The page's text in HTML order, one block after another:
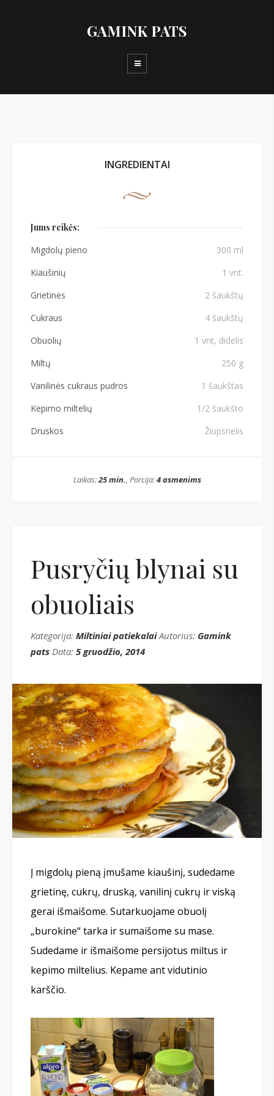
GAMINK PATS
INGREDIENTAI
Jums reikės:
Migdolų pieno
300 ml
Kiaušinių
1 vnt.
Grietinės
2 šaukštų
Cukraus
4 šaukštų
Obuolių
1 vnt, didelis
Miltų
250 g
Vanilinės cukraus pudros
1 šaukštas
Kepimo miltelių
1/2 šaukšto
Druskos
Žiupsnelis
Laikas:25 min., Porcija:4 asmenims
Pusryčių blynai su
obuoliais
Kategorija: Miltiniai patiekalaiAutorius: Gamink
pats Data: 5 gruodžio, 2014
Į migdolų pieną įmušame kiaušinį, sudedame
grietinę, cukrų, druską, vanilinį cukrų ir viską
gerai išmaišome. Sutarkuojame obuolį
„burokine“ tarka ir sumaišome su mase.
Sudedame ir išmaišome persijotus miltus ir
kepimo miltelius. Kepame ant vidutinio
karščio.